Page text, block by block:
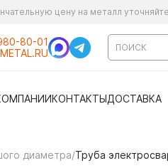
цену на металл
80-01
КОНТАКТЫДОСТАВКА
диаметра/Труба